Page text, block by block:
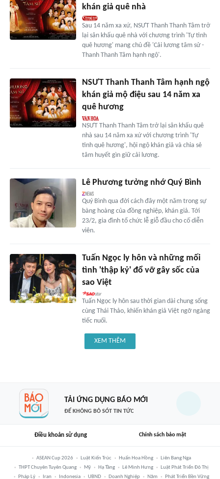
khán giả quê nhà
Sau 14 năm xa xứ, NSƯT Thanh Thanh Tâm trở
lại sân khấu quê nhà với chương trình 'Tự tình
quê hương' mang chủ đề 'Cải lương tâm sử -
Thanh Thanh Tâm hạnh ngộ'.
NSƯT Thanh Thanh Tâm hạnh ngộ
khán giả mộ điệu sau 14 năm xa
quê hương
NSƯT Thanh Thanh Tâm trở lại sân khấu quê
nhà sau 14 năm xa xứ với chương trình 'Tự
tình quê hương', hội ngộ khán giả và chia sẻ
tâm huyết gìn giữ cải lương.
Lê Phương tưởng nhớ Quý Bình
Quý Bình qua đời cách đây một năm trong sự
bàng hoàng của đồng nghiệp, khán giả. Tới
23/2, gia đình tổ chức lễ giỗ đầu cho cố diễn
viên.
Tuấn Ngọc ly hôn và những mối
tình 'thập kỷ' đổ vỡ gây sốc của
sao Việt
Tuấn Ngọc ly hôn sau thời gian dài chung sống
cùng Thái Thảo, khiến khán giả Việt ngỡ ngàng
tiếc nuối.
XEM THÊM
TẢI ỨNG DỤNG BÁO MỚI
ĐỂ KHÔNG BỎ SÓT TIN TỨC
Điều khoản sử dụng Chính sách bảo mật
ASEAN Cup 2026 Luật Kiến Trúc Huấn Hoa Hồng
Liên Bang Nga
THPT Chuyên Tuyên Quang
Mỹ Hạ Tầng Lê Minh Hưng
Luật Phát Triển Đô Thị
Pháp Lý
Iran Indonesia UBND Doanh Nghiệp Năm Phát Triển Bền Vững